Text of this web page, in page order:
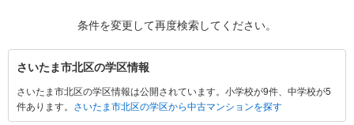
条件を変更して再度検索してください。
い
た
ま
さいたま市北区の学区情報
さいたま市北区の学区情報は公開されています。小学校が9件、中学校が5
件あります。 さいたま市北区の学区から中古マンションを探す